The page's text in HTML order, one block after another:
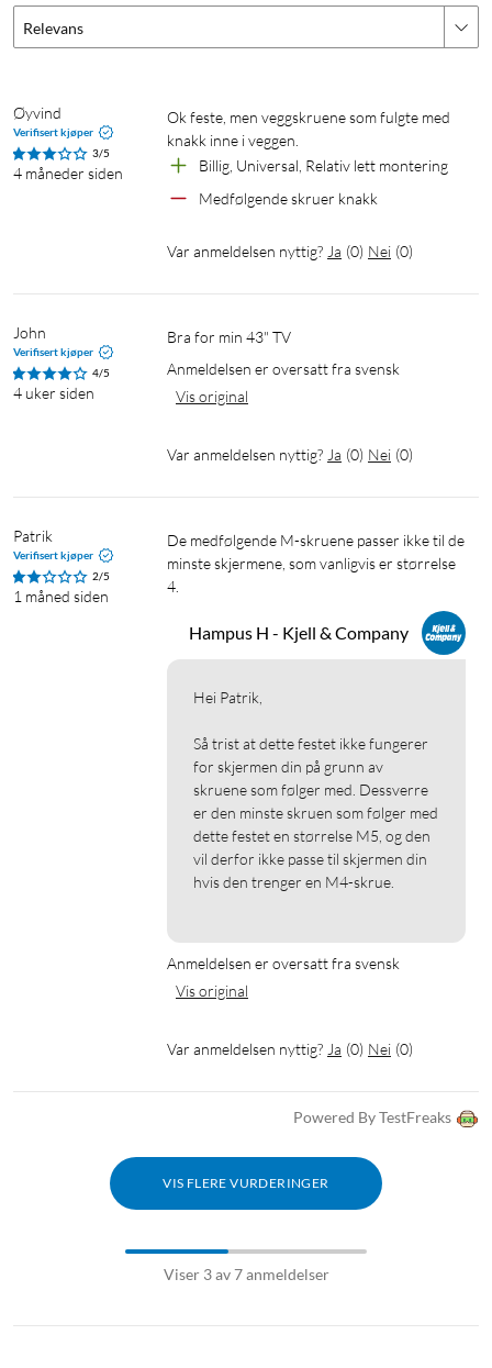
Relevans
Øyvind
Verifisert kjøper
3/5
4 måneder siden
Ok feste, men veggskruene som fulgte med
knakk inne i veggen.
Billig, Universal, Relativ lett montering
Medfølgende skruer knakk
Var anmeldelsen nyttig? Ja (0) Nei (0)
John
Verifisert kjøper
4/5
4 uker siden
Bra for min 43" TV
Anmeldelsen er oversatt fra svensk
Vis original
Var anmeldelsen nyttig? Ja (0) Nei (0)
Patrik
Verifisert kjøper
2/5
1 måned siden
De medfølgende M-skruene passer ikke til de
minste skjermene, som vanligvis er størrelse
4.
Hampus H - Kjell & Company
Hei Patrik,
Så trist at dette festet ikke fungerer
for skjermen din på grunn av
skruene som følger med. Dessverre
er den minste skruen som følger med
dette festet en størrelse M5, og den
vil derfor ikke passe til skjermen din
hvis den trenger en M4-skrue.
Anmeldelsen er oversatt fra svensk
Vis original
Var anmeldelsen nyttig? Ja (0) Nei (0)
Powered By TestFreaks
VIS FLERE VURDERINGER
Viser 3 av 7 anmeldelser